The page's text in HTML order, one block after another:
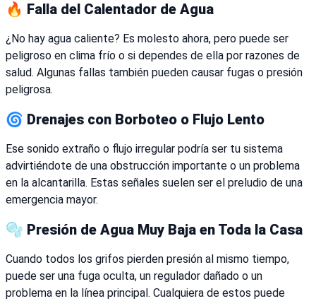
🔥 Falla del Calentador de Agua
¿No hay agua caliente? Es molesto ahora, pero puede ser
peligroso en clima frío o si dependes de ella por razones de
salud. Algunas fallas también pueden causar fugas o presión
peligrosa.
🌀 Drenajes con Borboteo o Flujo Lento
Ese sonido extraño o flujo irregular podría ser tu sistema
advirtiéndote de una obstrucción importante o un problema
en la alcantarilla. Estas señales suelen ser el preludio de una
emergencia mayor.
🫧 Presión de Agua Muy Baja en Toda la Casa
Cuando todos los grifos pierden presión al mismo tiempo,
puede ser una fuga oculta, un regulador dañado o un
problema en la línea principal. Cualquiera de estos puede